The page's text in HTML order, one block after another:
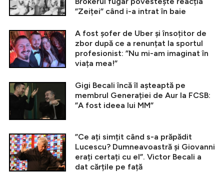
”Zeiței” când i-a intrat în baie
A fost șofer de Uber și însoțitor de
zbor după ce a renunțat la sportul
profesionist: ”Nu mi-am imaginat în
viața mea!”
Gigi Becali încă îl așteaptă pe
membrul Generației de Aur la FCSB:
”A fost ideea lui MM”
”Ce ați simțit când s-a prăpădit
Lucescu? Dumneavoastră și Giovanni
erați certați cu el”. Victor Becali a
dat cărțile pe față